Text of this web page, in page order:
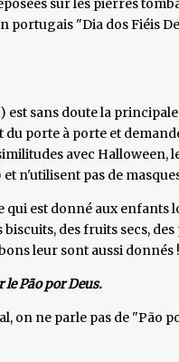
sur les pierres
portugais "Dia dos Fiéis
est sans doute la
porte à porte et
avec Halloween,
n'utilisent pas de
qui est donné aux
des fruits secs,
leur sont aussi donnés !
Pão por Deus.
on ne parle pas de "Pão